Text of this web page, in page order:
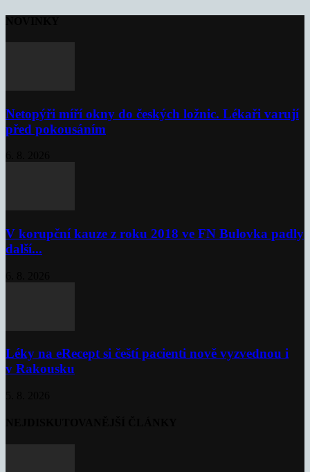
Netopýři míří okny do českých ložnic. Lékaři varují
před pokousáním
V korupční kauze z roku 2018 ve FN Bulovka padly
další...
Léky na eRecept si čeští pacienti nově vyzvednou i
v Rakousku